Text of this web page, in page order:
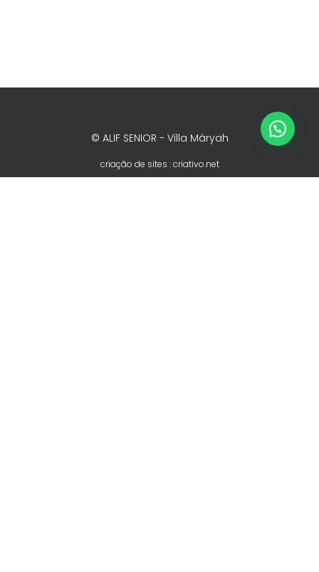
© ALIF SENIOR - Villa Máryah
criação de sites :criativo.net